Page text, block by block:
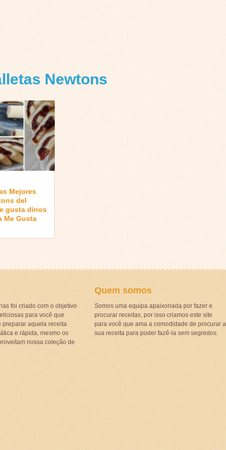
Newtons
Mejores
del
gusta dinos
Me Gusta
foi criado com o objetivo
para você que
preparar aquela receita
e rápida, mesmo os
nossa coleção de
Quem somos
Somos uma equipa apaixonada por fazer e
procurar receitas, por isso criamos este site
para você que ama a comodidade de procurar a
sua receita para poder fazê-la sem segredos.